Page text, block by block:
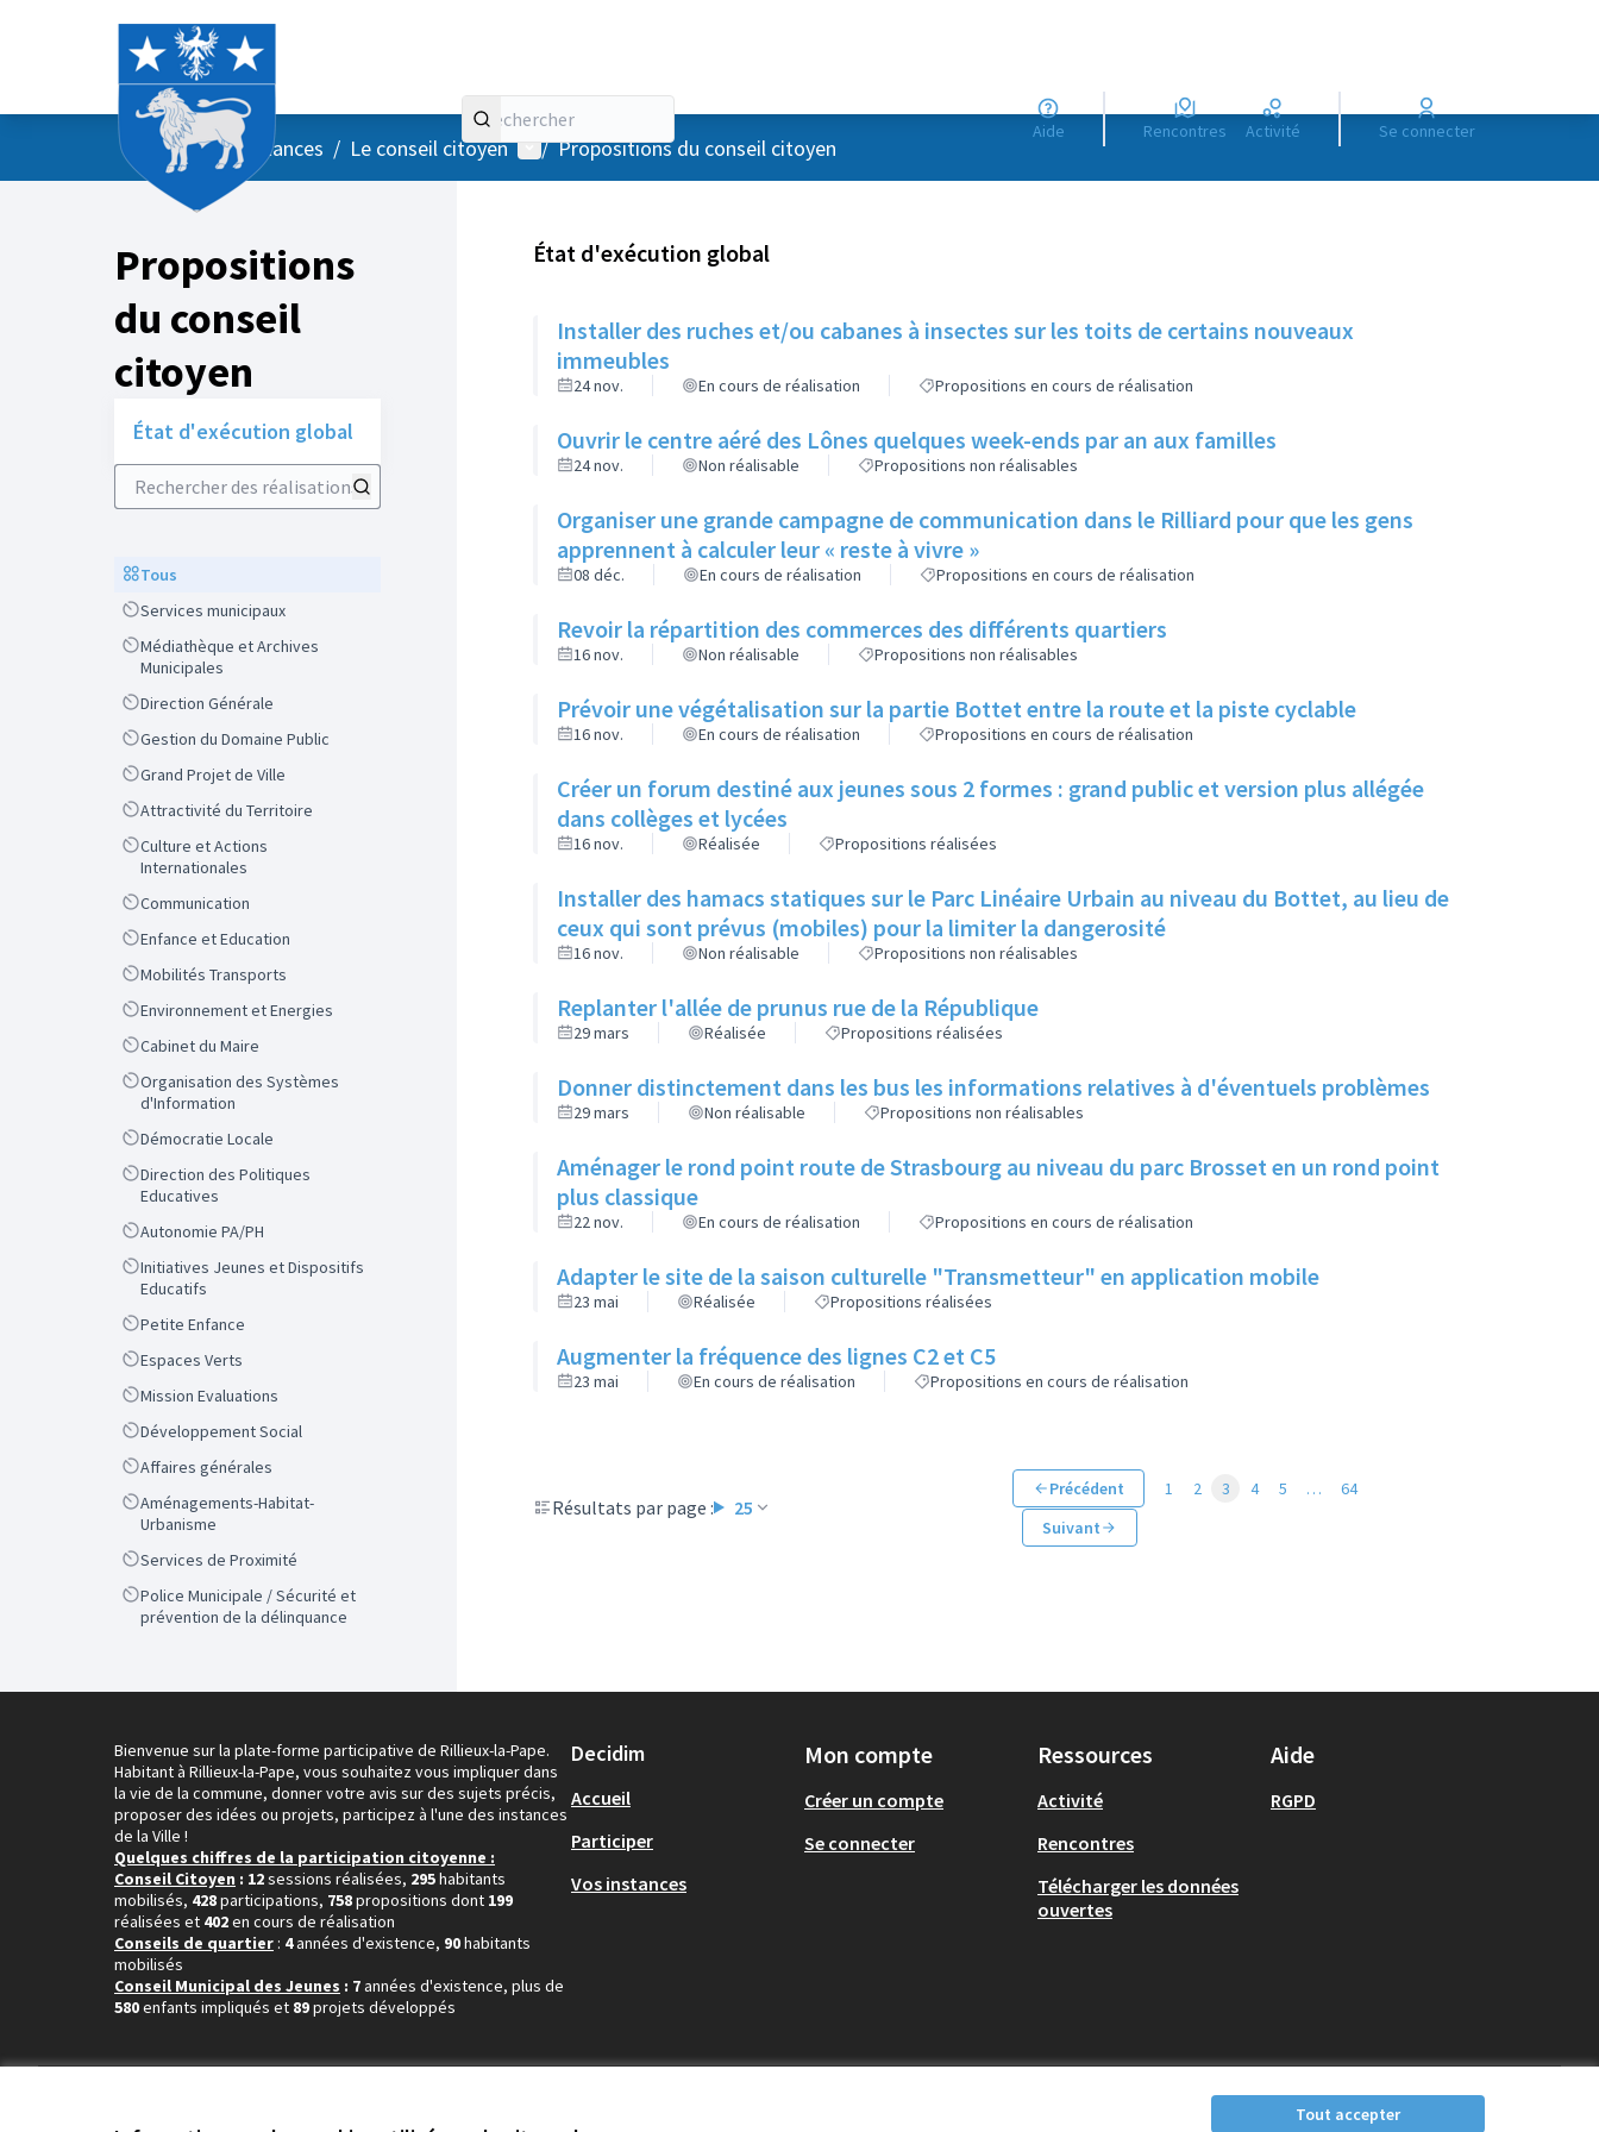
Tout accepter
Aide Rencontres Activité Se connecter
AccueilMenu principal
/ Vos instances / Le conseil citoyen Menu utilisateur
/ Propositions du conseil citoyen
Propositions
du conseil
citoyen
État d'exécution global
Rechercher des réalisations
ScopeTous
ScopeServices municipaux
Scope
Médiathèque et Archives
Municipales
ScopeDirection Générale
ScopeGestion du Domaine Public
ScopeGrand Projet de Ville
ScopeAttractivité du Territoire
Scope
Culture et Actions
Internationales
ScopeCommunication
ScopeEnfance et Education
ScopeMobilités Transports
ScopeEnvironnement et Energies
ScopeCabinet du Maire
Scope
Organisation des Systèmes
d'Information
ScopeDémocratie Locale
Scope
Direction des Politiques
Educatives
ScopeAutonomie PA/PH
Scope
Initiatives Jeunes et Dispositifs
Educatifs
ScopePetite Enfance
ScopeEspaces Verts
ScopeMission Evaluations
ScopeDéveloppement Social
ScopeAffaires générales
Scope
Aménagements-Habitat-
Urbanisme
ScopeServices de Proximité
Scope
Police Municipale / Sécurité et
prévention de la délinquance
État d'exécution global
Installer des ruches et/ou cabanes à insectes sur les toits de certains nouveaux
immeubles
24 nov. En cours de réalisation Propositions en cours de réalisation
Ouvrir le centre aéré des Lônes quelques week-ends par an aux familles
24 nov. Non réalisable Propositions non réalisables
Organiser une grande campagne de communication dans le Rilliard pour que les gens
apprennent à calculer leur « reste à vivre »
08 déc. En cours de réalisation Propositions en cours de réalisation
Revoir la répartition des commerces des différents quartiers
16 nov. Non réalisable Propositions non réalisables
Prévoir une végétalisation sur la partie Bottet entre la route et la piste cyclable
16 nov. En cours de réalisation Propositions en cours de réalisation
Créer un forum destiné aux jeunes sous 2 formes : grand public et version plus allégée
dans collèges et lycées
16 nov. Réalisée Propositions réalisées
Installer des hamacs statiques sur le Parc Linéaire Urbain au niveau du Bottet, au lieu de
ceux qui sont prévus (mobiles) pour la limiter la dangerosité
16 nov. Non réalisable Propositions non réalisables
Replanter l'allée de prunus rue de la République
29 mars Réalisée Propositions réalisées
Donner distinctement dans les bus les informations relatives à d'éventuels problèmes
29 mars Non réalisable Propositions non réalisables
Aménager le rond point route de Strasbourg au niveau du parc Brosset en un rond point
plus classique
22 nov. En cours de réalisation Propositions en cours de réalisation
Adapter le site de la saison culturelle "Transmetteur" en application mobile
23 mai Réalisée Propositions réalisées
Augmenter la fréquence des lignes C2 et C5
23 mai En cours de réalisation Propositions en cours de réalisation
Résultats par page : 25
Précédent 1 2 3 4 5 …
64
Suivant
Bienvenue sur la plate-forme participative de Rillieux-la-Pape.
Habitant à Rillieux-la-Pape, vous souhaitez vous impliquer dans
la vie de la commune, donner votre avis sur des sujets précis,
proposer des idées ou projets, participez à l'une des instances
de la Ville !
Quelques chiffres de la participation citoyenne :
Conseil Citoyen : 12sessions réalisées, 295habitants
mobilisés, 428participations, 758propositions dont 199
réalisées et 402en cours de réalisation
Conseils de quartier : 4années d'existence, 90habitants
mobilisés
Conseil Municipal des Jeunes : 7années d'existence, plus de
580enfants impliqués et 89projets développés
Decidim
Accueil
Participer
Vos instances
Mon compte
Créer un compte
Se connecter
Ressources
Activité
Rencontres
Télécharger les données
ouvertes
Aide
RGPD